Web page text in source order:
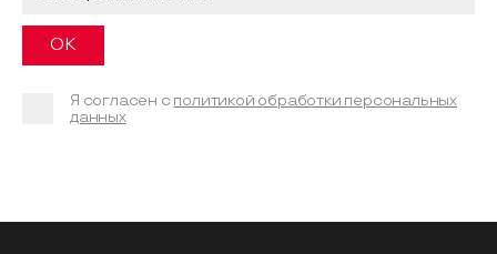
Я согласен с политикой обработки персональных
данных